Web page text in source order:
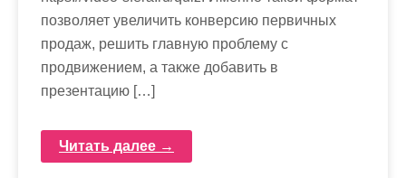
позволяет увеличить конверсию первичных
продаж, решить главную проблему с
продвижением, а также добавить в
презентацию […]
Читать далее →